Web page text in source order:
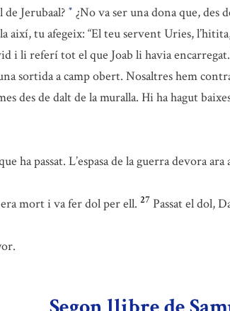
Jerubaal? * ¿No va ser una dona que, des
així, tu afegeix: “El teu servent Uries,
i li referí tot el que Joab li havia encarregat.
sortida a camp obert. Nosaltres hem
des de dalt de la muralla. Hi ha hagut
ha passat. L’espasa de la guerra devora
mort i va fer dol per ell. 27 Passat el dol,